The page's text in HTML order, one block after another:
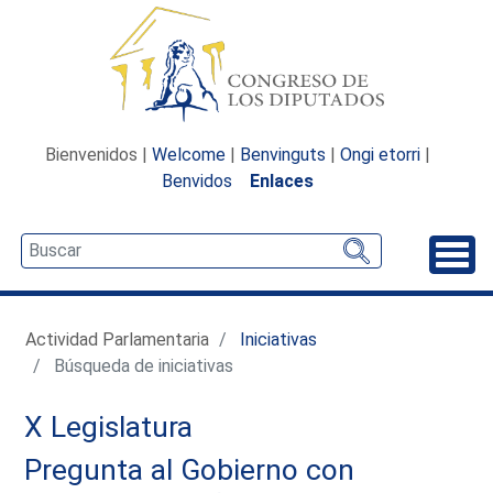
Bienvenidos | Welcome | Benvinguts | Ongi etorri |
Benvidos
Enlaces
Actividad Parlamentaria
Iniciativas
Búsqueda de iniciativas
X Legislatura
Pregunta al Gobierno con